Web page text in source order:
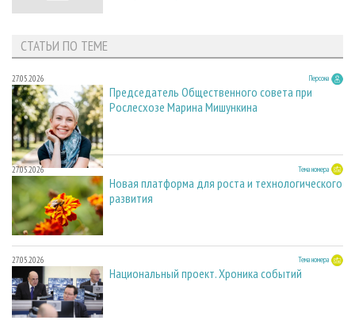
СТАТЬИ ПО ТЕМЕ
27.05.2026 Персона
Председатель Общественного совета при
Рослесхозе Марина Мишункина
27.05.2026 Тема номера
Новая платформа для роста и технологического
развития
27.05.2026 Тема номера
Национальный проект. Хроника событий